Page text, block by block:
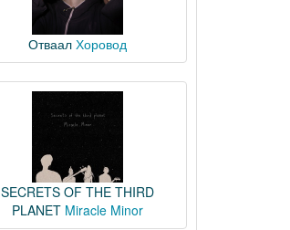
Отваал Хоровод
SECRETS OF THE THIRD
PLANET Miracle Minor